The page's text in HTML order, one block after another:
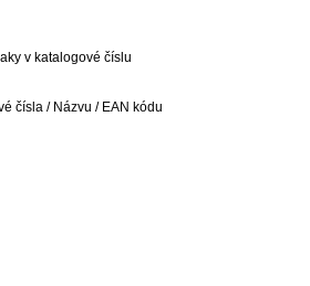
v katalogové číslu
čísla / Názvu / EAN kódu